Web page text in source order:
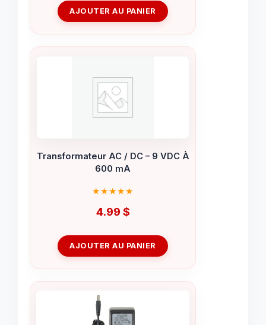
AJOUTER AU PANIER
Transformateur AC / DC – 9 VDC À
600 mA
4.99 $
AJOUTER AU PANIER